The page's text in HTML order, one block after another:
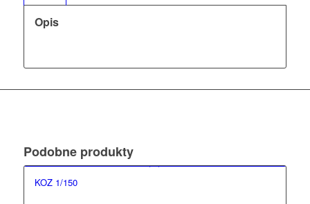
Opis
Podobne produkty
KOZ 1/150